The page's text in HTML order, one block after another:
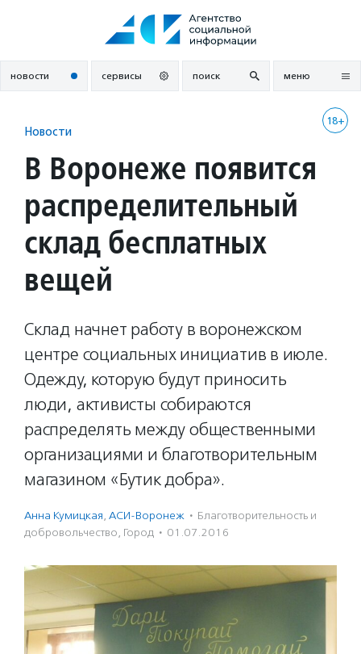
новости сервисы поиск меню
18+
Новости
В Воронеже появится
распределительный
склад бесплатных
вещей
Склад начнет работу в воронежском
центре социальных инициатив в июле.
Одежду, которую будут приносить
люди, активисты собираются
распределять между общественными
организациями и благотворительным
магазином «Бутик добра».
Анна Кумицкая, АСИ-Воронеж · Благотвори­тель­ность и
доброволь­чест­во, Город · 01.07.2016